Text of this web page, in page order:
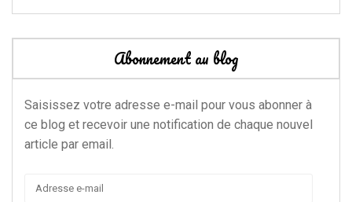
Abonnement au blog
Saisissez votre adresse e-mail pour vous abonner à
ce blog et recevoir une notification de chaque nouvel
article par email.
Adresse